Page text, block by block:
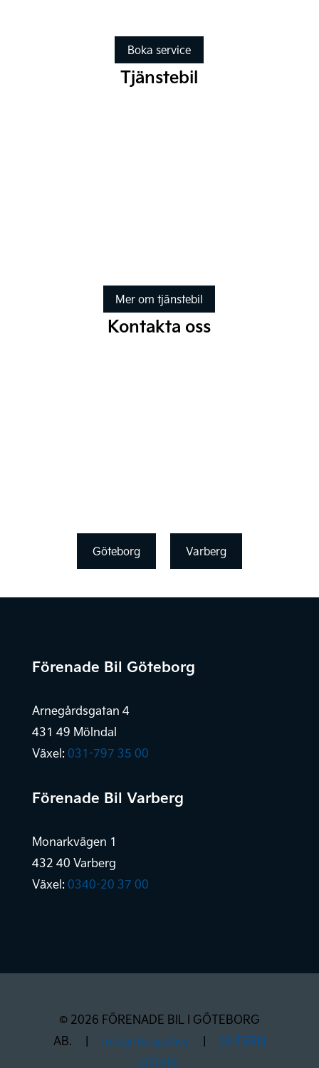
Boka service
Tjänstebil
Mer om tjänstebil
Kontakta oss
Göteborg Varberg
Förenade Bil Göteborg
Arnegårdsgatan 4
431 49 Mölndal
Växel: 031-797 35 00
Förenade Bil Varberg
Monarkvägen 1
432 40 Varberg
Växel: 0340-20 37 00
© 2026 FÖRENADE BIL I GÖTEBORG
AB.
| Integritetspolicy |
[INTERN
LOGIN]